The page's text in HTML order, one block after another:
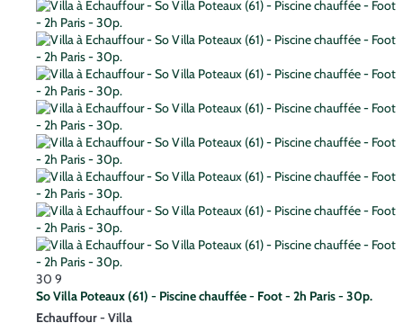
30 9
So Villa Poteaux (61) - Piscine chauffée - Foot - 2h Paris - 30p.
Echauffour - Villa